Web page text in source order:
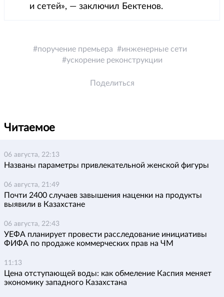
и сетей», — заключил Бектенов.
поручение премьера
инженерные сети
ускорение реконструкции
Поделиться
Читаемое
06 августа, 22:13
Названы параметры привлекательной женской фигуры
06 августа, 21:49
Почти 2400 случаев завышения наценки на продукты
выявили в Казахстане
06 августа, 22:43
УЕФА планирует провести расследование инициативы
ФИФА по продаже коммерческих прав на ЧМ
11:13
Цена отступающей воды: как обмеление Каспия меняет
экономику западного Казахстана